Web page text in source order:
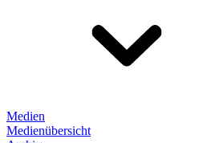
Medien
Medienübersicht